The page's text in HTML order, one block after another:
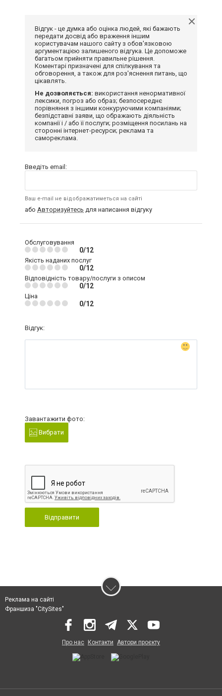
Відгук - це думка або оцінка людей, які бажають
передати досвід або враження іншим
користувачам нашого сайту з обов'язковою
аргументацією залишеного відгука. Це допоможе
багатьом прийняти правильне рішення.
Коментарі призначені для спілкування та
обговорення, а також для роз'яснення питань, що
цікавлять.
Не дозволяється: використання ненормативної
лексики, погроз або образ; безпосереднє
порівняння з іншими конкуруючими компаніями;
безпідставні заяви, що ображають діяльність
компанії і / або її послуги; розміщення посилань на
сторонні інтернет-ресурси; реклама та
самореклама.
Введіть email:
Ваш e-mail не відображатиметься на сайті
або Авторизуйтесь для написання відгуку
Обслуговування
0/12
Якість наданих послуг
0/12
Відповідність товару/послуги з описом
0/12
Ціна
0/12
Відгук:
Завантажити фото:
Вибрати
Відправити
Реклама на сайті
Франшиза "CitySites"
Про нас Контакти Автори проєкту